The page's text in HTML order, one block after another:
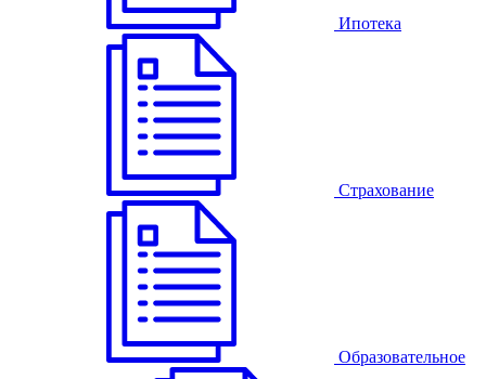
Ипотека
Страхование
Образовательное